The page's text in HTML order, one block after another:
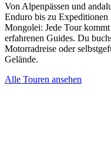
Von Alpenpässen und
Enduro bis zu
Mongolei: Jede Tour
erfahrenen Guides. Du
Motorradreise oder
Gelände.
Alle Touren ansehen